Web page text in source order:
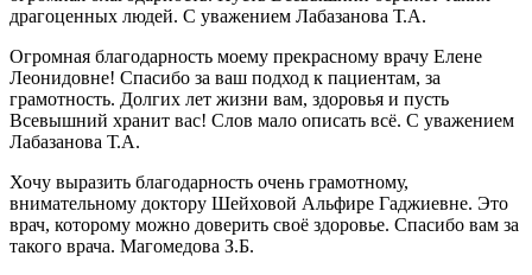
драгоценных людей. С уважением Лабазанова Т.А.
Огромная благодарность моему прекрасному врачу Елене
Леонидовне! Спасибо за ваш подход к пациентам, за
грамотность. Долгих лет жизни вам, здоровья и пусть
Всевышний хранит вас! Слов мало описать всё. С уважением
Лабазанова Т.А.
Хочу выразить благодарность очень грамотному,
внимательному доктору Шейховой Альфире Гаджиевне. Это
врач, которому можно доверить своё здоровье. Спасибо вам за
такого врача. Магомедова З.Б.